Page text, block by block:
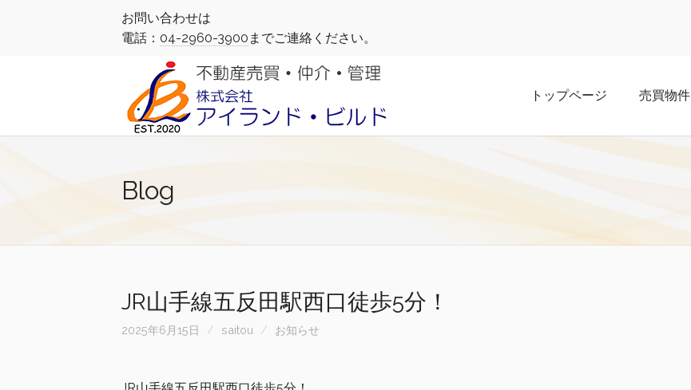
お問い合わせは
電話： 04-2960-3900 までご連絡ください。
トップページ 売買物件
Blog
JR山手線五反田駅西口徒歩5分！
2025年6月15日 saitou お知らせ